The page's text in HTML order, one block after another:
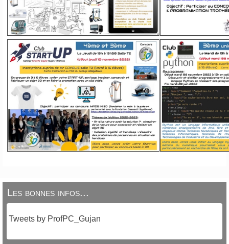
Les bonnes infos...
Tweets by ProfPC_Gujan